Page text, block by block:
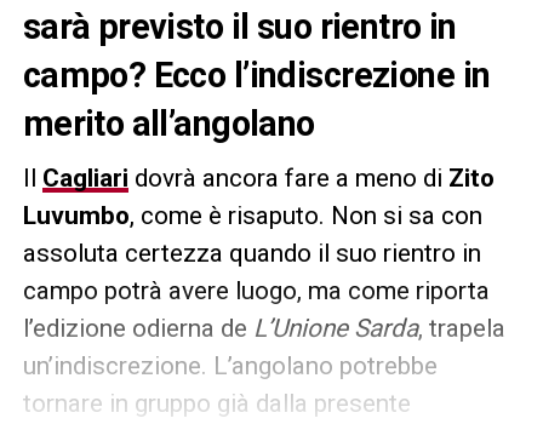
sarà previsto il suo rientro in
campo? Ecco l’indiscrezione in
merito all’angolano
Il Cagliari dovrà ancora fare a meno di Zito
Luvumbo, come è risaputo. Non si sa con
assoluta certezza quando il suo rientro in
campo potrà avere luogo, ma come riporta
l’edizione odierna de L’Unione Sarda, trapela
un’indiscrezione. L’angolano potrebbe
tornare in gruppo già dalla presente